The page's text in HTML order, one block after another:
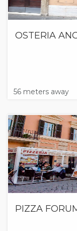
OSTERIA
56 meters away
PIZZA